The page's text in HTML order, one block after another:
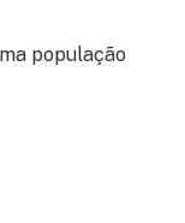
população